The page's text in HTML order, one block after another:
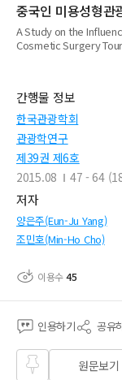
중국인 미용성형관
A Study on the
Cosmetic Surgery
간행물 정보
한국관광학회
관광학연구
제39권 제6호
2015.08
47 - 64
저자
양은주(Eun-Ju Yang)
조민호(Min-Ho Cho)
이용수45
인용하기 공유
즐겨
원문보기